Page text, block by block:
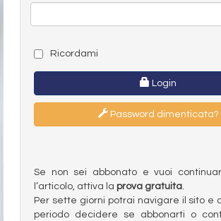
Ricordami
Login
Password dimenticata?
Se non sei abbonato e vuoi
l’articolo, attiva la prova gratuita.
Per sette giorni potrai navigare il sito e
periodo decidere se abbonarti o